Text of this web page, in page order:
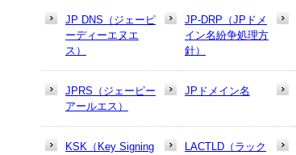
JP DNS（ジェーピ
ーディーエヌエ
ス）
JP-DRP（JPドメ
イン名紛争処理方
針）
JPRS（ジェーピー
アールエス）
JPドメイン名
KSK（Key Signing
LACTLD（ラック